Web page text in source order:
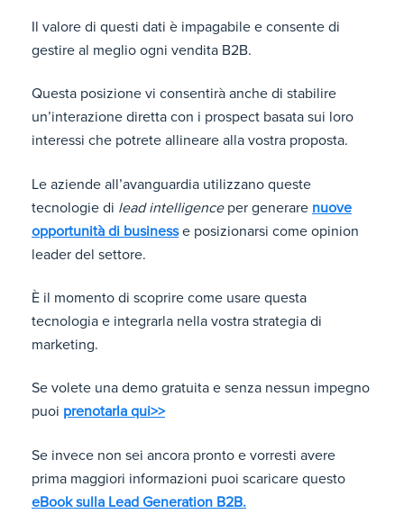
Il valore di questi dati è impagabile e consente di
gestire al meglio ogni vendita B2B.
Questa posizione vi consentirà anche di stabilire
un’interazione diretta con i prospect basata sui loro
interessi che potrete allineare alla vostra proposta.
Le aziende all’avanguardia utilizzano queste
tecnologie di lead intelligenceper generare nuove
opportunità di businesse posizionarsi come opinion
leader del settore.
È il momento di scoprire come usare questa
tecnologia e integrarla nella vostra strategia di
marketing.
Se volete una demo gratuita e senza nessun impegno
puoi prenotarla qui>>
Se invece non sei ancora pronto e vorresti avere
prima maggiori informazioni puoi scaricare questo
eBook sulla Lead Generation B2B.